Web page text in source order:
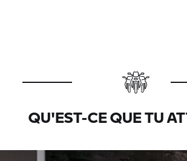
QU'EST-CE QUE TU